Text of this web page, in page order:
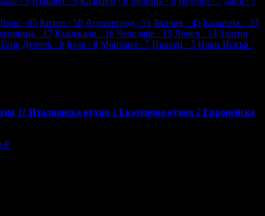
· 85 Китен · 58 Асеновград · 51 Балчик · 45 Казанлък · 37
· 17 Кърджали · 16 Чепеларе · 15 Ловеч · 14 Златни
Гоце Делчев · 8 Бяла · 8 Монтана · 7 Правец · 7 Нови Искър ·
11 Италианска кухня 1 Екзотична кухня 2 Европейска
8